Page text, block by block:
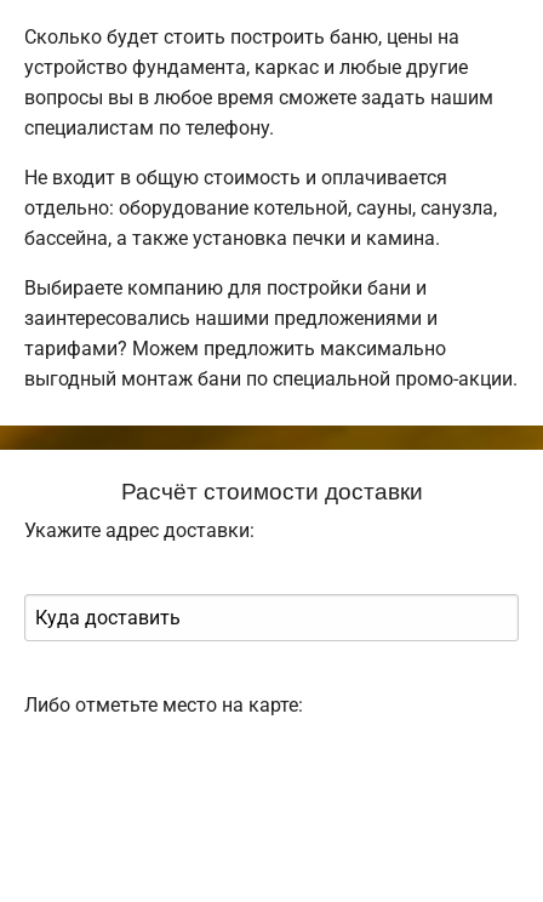
Сколько будет стоить построить баню, цены на
устройство фундамента, каркас и любые другие
вопросы вы в любое время сможете задать нашим
специалистам по телефону.
Не входит в общую стоимость и оплачивается
отдельно: оборудование котельной, сауны, санузла,
бассейна, а также установка печки и камина.
Выбираете компанию для постройки бани и
заинтересовались нашими предложениями и
тарифами? Можем предложить максимально
выгодный монтаж бани по специальной промо-акции.
Расчёт стоимости доставки
Укажите адрес доставки:
Либо отметьте место на карте: